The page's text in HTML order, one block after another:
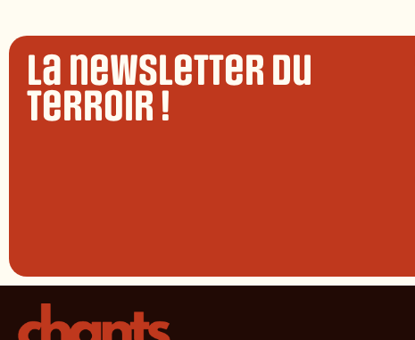
La newsletter du
terroir !